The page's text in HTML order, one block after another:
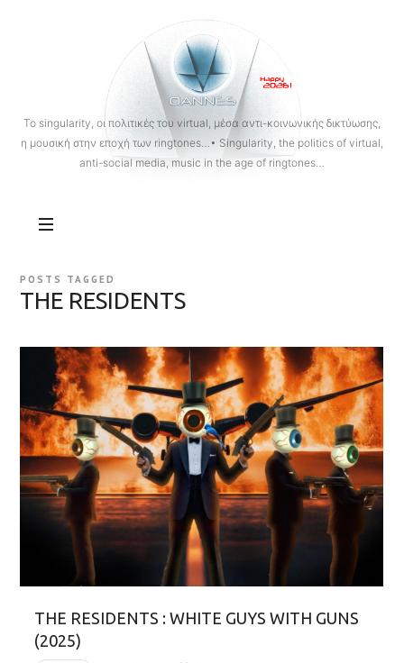
OANNES
To singularity, οι πολιτικές του virtual, μέσα αντι-κοινωνικής δικτύωσης,
η μουσική στην εποχή των ringtones…• Singularity, the politics of virtual,
anti-social media, music in the age of ringtones…
POSTS TAGGED
THE RESIDENTS
THE RESIDENTS : WHITE GUYS WITH GUNS
(2025)